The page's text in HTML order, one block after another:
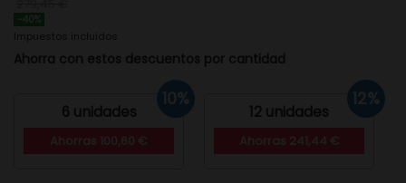
-40%
Impuestos incluidos
Ahorra con estos descuentos por cantidad
6 unidades
10%
12 unidades
12%